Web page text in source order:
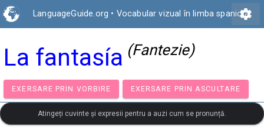
LanguageGuide.org • Vocabular vizual în limba spaniolă
settings
La fantasía (Fantezie)
EXERSARE PRIN VORBIRE EXERSARE PRIN
Atingeți cuvinte și expresii pentru a auzi cum se pronunță.